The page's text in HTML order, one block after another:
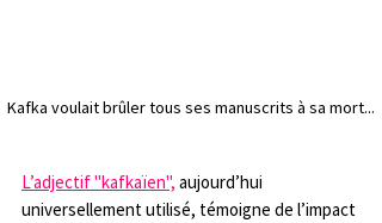
Kafka voulait brûler tous ses manuscrits à sa mort...
L’adjectif "kafkaïen", aujourd’hui
universellement utilisé, témoigne de l’impact